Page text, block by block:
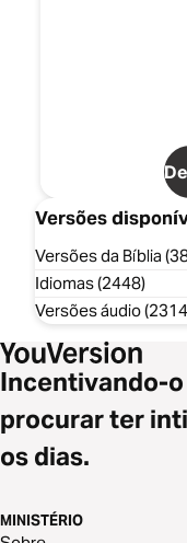
Versões
Versões da Bíblia
Idiomas (2448)
Versões áudio
Incentivando-
procurar ter
os dias.
MINISTÉRIO